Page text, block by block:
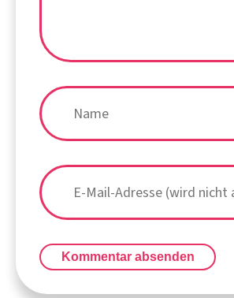
Kommentar absenden